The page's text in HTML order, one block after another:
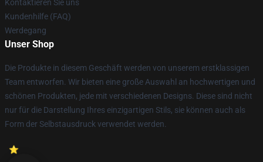
Kontaktieren Sie uns
Kundenhilfe (FAQ)
Werdegang
Unser Shop
Die Produkte in diesem Geschäft werden von unserem erstklassigen
Team entworfen. Wir bieten eine große Auswahl an hochwertigen und
schönen Produkten, jede mit verschiedenen Designs. Diese sind nicht
nur für die Darstellung Ihres einzigartigen Stils, sie können auch als
Form der Selbstausdruck verwendet werden.